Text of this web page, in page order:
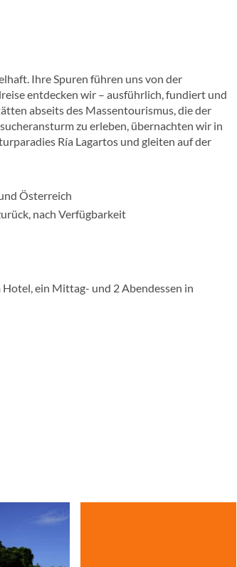
Ihre Spuren führen uns von der
entdecken wir – ausführlich, fundiert und
abseits des Massentourismus, die der
zu erleben, übernachten wir in
Ría Lagartos und gleiten auf der
Österreich
nach Verfügbarkeit
ein Mittag- und 2 Abendessen in